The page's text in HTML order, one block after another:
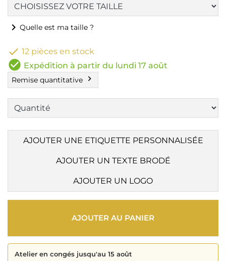
chevron_right Quelle est ma taille ?
 12 pièces en stock
check_circle Expédition à partir du lundi 17 août
Remise quantitative chevron_right
AJOUTER UNE ETIQUETTE PERSONNALISÉE
AJOUTER UN TEXTE BRODÉ
AJOUTER UN LOGO
AJOUTER AU PANIER
Atelier en congés jusqu'au 15 août